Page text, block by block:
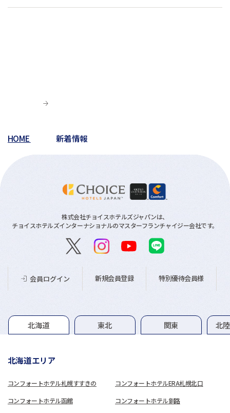
HOME 新着情報
株式会社チョイスホテルズジャパンは、
チョイスホテルズインターナショナルのマスターフランチャイジー会社です。
会員ログイン 新規会員登録 特別優待会員様
グループホテル一覧
北海道 東北 関東 北
北海道エリア
コンフォートホテル札幌すすきの コンフォートホテルERA札幌北口
コンフォートホテル函館 コンフォートホテル釧路